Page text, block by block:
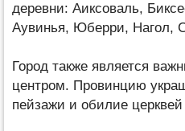
деревни: Аиксоваль,
Аувинья, Юберри, Нагол,
Город также является
центром. Провинцию
пейзажи и обилие